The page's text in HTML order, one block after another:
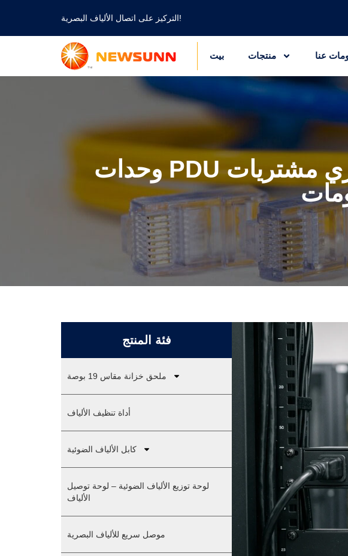
التركيز على اتصال الألياف البصرية!
بيت منتجات عنا
وحدات PDU الأساسية للمصادر بالجملة: دليل لمديري مشتريات
فئة المنتج
ملحق خزانة مقاس 19 بوصة
أداة تنظيف الألياف
كابل الألياف الضوئية
لوحة توزيع الألياف الضوئية – لوحة توصيل
الألياف
موصل سريع للألياف البصرية